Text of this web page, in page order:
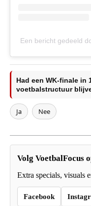
Een bericht gedeeld
Had een WK-finale in
voetbalstructuur
Ja Nee
Volg VoetbalFocus
Extra specials, visuals
Facebook